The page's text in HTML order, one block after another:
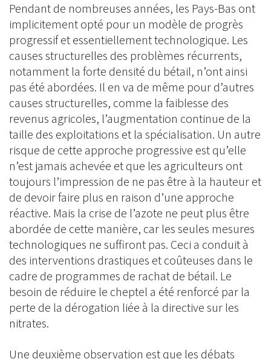
Pendant de nombreuses années, les Pays-Bas ont
implicitement opté pour un modèle de progrès
progressif et essentiellement technologique. Les
causes structurelles des problèmes récurrents,
notamment la forte densité du bétail, n’ont ainsi
pas été abordées. Il en va de même pour d’autres
causes structurelles, comme la faiblesse des
revenus agricoles, l’augmentation continue de la
taille des exploitations et la spécialisation. Un autre
risque de cette approche progressive est qu’elle
n’est jamais achevée et que les agriculteurs ont
toujours l’impression de ne pas être à la hauteur et
de devoir faire plus en raison d’une approche
réactive. Mais la crise de l’azote ne peut plus être
abordée de cette manière, car les seules mesures
technologiques ne suffiront pas. Ceci a conduit à
des interventions drastiques et coûteuses dans le
cadre de programmes de rachat de bétail. Le
besoin de réduire le cheptel a été renforcé par la
perte de la dérogation liée à la directive sur les
nitrates.
Une deuxième observation est que les débats